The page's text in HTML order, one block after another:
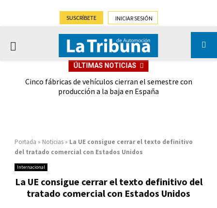
SUSCRÍBETE INICIAR SESIÓN
PRIMARY
ÚLTIMAS NOTICIAS
Cinco fábricas de vehículos cierran el semestre con
producción a la baja en España
Portada » Noticias » La UE consigue cerrar el texto definitivo
del tratado comercial con Estados Unidos
Internacional
La UE consigue cerrar el texto definitivo del
tratado comercial con Estados Unidos